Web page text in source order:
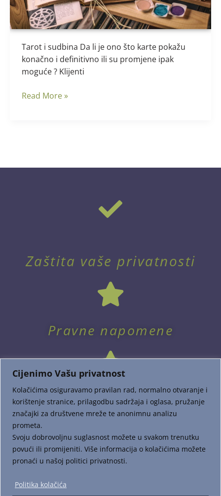
Cijenimo Vašu privatnost
Kolačićima osiguravamo pravilan rad, normalno otvaranje i
korištenje stranice, prilagodbu sadržaja i oglasa, pružanje
značajki za društvene mreže te anonimnu analizu
prometa.
Svoju dobrovoljnu suglasnost možete u svakom trenutku
povući ili promijeniti. Više informacija o kolačićima možete
pronaći u našoj politici privatnosti.
Politika kolačića
Tarot i sudbina Da li je ono što karte pokažu
konačno i definitivno ili su promjene ipak
moguće ? Klijenti
Read More »
Zaštita vaše privatnosti
Pravne napomene
Dostava i plaćanje